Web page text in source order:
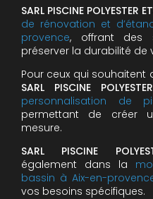
SARL PISCINE POLYESTER
de rénovation et
provence, offrant des
préserver la durabilité de
Pour ceux qui
SARL PISCINE
personnalisation de
permettant de créer
mesure.
SARL PISCINE
également dans la
bassin à Aix-en-
vos besoins spécifiques.